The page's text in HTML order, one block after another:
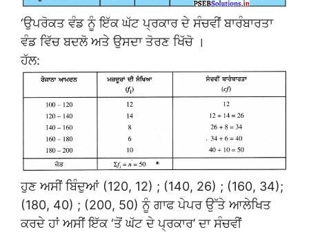
‘ਉਪਰੋਕਤ ਵੰਡ ਨੂੰ ਇੱਕ ਘੱਟ ਪ੍ਰਕਾਰ ਦੇ ਸੰਚਵੀਂ ਬਾਰੰਬਾਰਤਾ
ਵੰਡ ਵਿੱਚ ਬਦਲੋ ਅਤੇ ਉਸਦਾ ਤੋਰਣ ਖਿੱਚੋ ।
ਹੱਲ:
ਹੁਣ ਅਸੀਂ ਬਿੰਦੁਆਂ (120, 12) ; (140, 26) ; (160, 34);
(180, 40) ; (200, 50) ਨੂੰ ਗਾਫ ਪੇਪਰ ਉੱਤੇ ਆਲੇਖਿਤ
ਕਰਦੇ ਹਾਂ ਅਸੀਂ ਇੱਕ ‘ਤੋਂ ਘੱਟ ਦੇ ਪ੍ਰਕਾਰ’ ਦਾ ਸੰਚਵੀਂ